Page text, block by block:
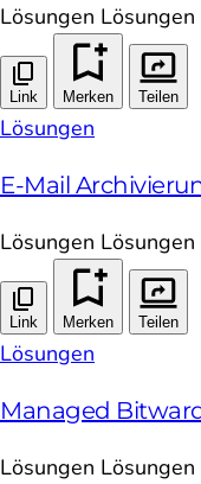
Lösungen Lösungen
Link Merken Teilen
Lösungen
E-Mail
Lösungen Lösungen
Link Merken Teilen
Lösungen
Managed
Lösungen Lösungen